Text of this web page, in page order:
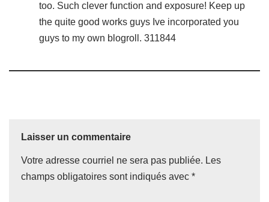
too. Such clever function and exposure! Keep up
the quite good works guys Ive incorporated you
guys to my own blogroll. 311844
Laisser un commentaire
Votre adresse courriel ne sera pas publiée. Les
champs obligatoires sont indiqués avec *